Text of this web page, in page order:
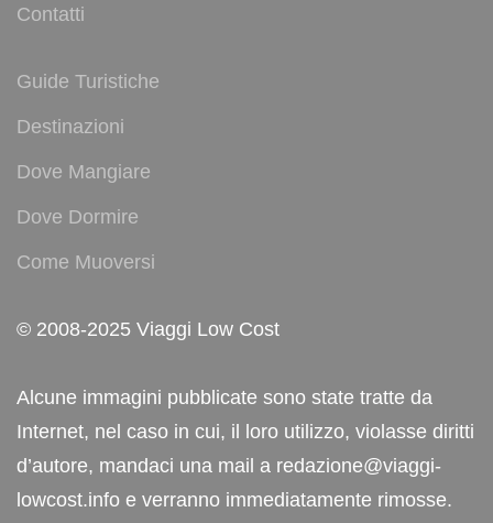
Contatti
Guide Turistiche
Destinazioni
Dove Mangiare
Dove Dormire
Come Muoversi
© 2008-2025 Viaggi Low Cost
Alcune immagini pubblicate sono state tratte da
Internet, nel caso in cui, il loro utilizzo, violasse diritti
d’autore, mandaci una mail a redazione@viaggi-
lowcost.info e verranno immediatamente rimosse.